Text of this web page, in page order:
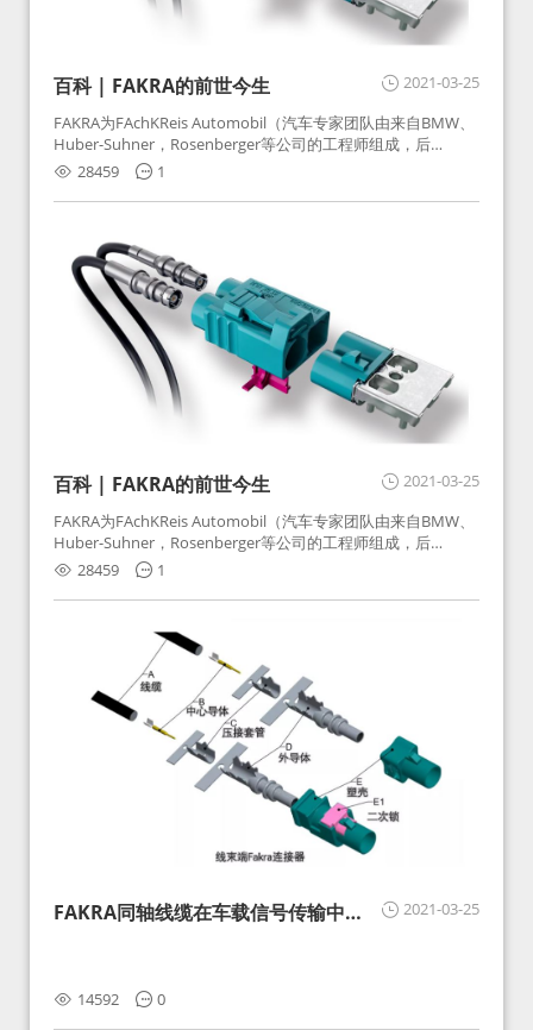
2021-03-25
百科 | FAKRA的前世今生
FAKRA为FAchKReis Automobil（汽车专家团队由来自BMW、
Huber-Suhner，Rosenberger等公司的工程师组成，后
Huber-Suhner相关连接器业务及技术在2010年并入
Rosenberger）缩写。起初为BMW需求用于车载收音机天线连
接，如今FAKRA已成为汽车行业通用标准的射频连接器，被业
28459 1
2021-03-25
百科 | FAKRA的前世今生
FAKRA为FAchKReis Automobil（汽车专家团队由来自BMW、
Huber-Suhner，Rosenberger等公司的工程师组成，后
Huber-Suhner相关连接器业务及技术在2010年并入
Rosenberger）缩写。起初为BMW需求用于车载收音机天线连
接，如今FAKRA已成为汽车行业通用标准的射频连接器，被业
28459 1
2021-03-25
FAKRA同轴线缆在车载信号传输中的
14592 0